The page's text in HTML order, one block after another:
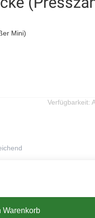
Mini)
Verfügbarkeit:
Warenkorb